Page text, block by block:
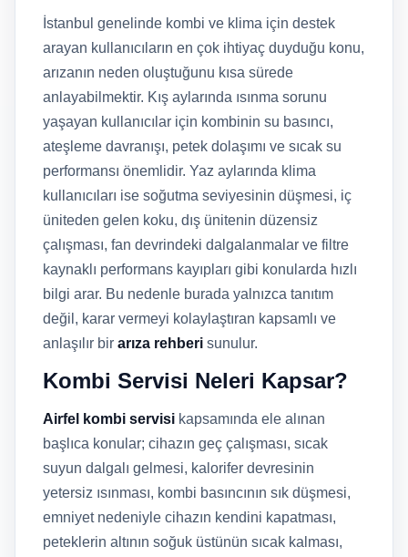
İstanbul genelinde kombi ve klima için destek
arayan kullanıcıların en çok ihtiyaç duyduğu konu,
arızanın neden oluştuğunu kısa sürede
anlayabilmektir. Kış aylarında ısınma sorunu
yaşayan kullanıcılar için kombinin su basıncı,
ateşleme davranışı, petek dolaşımı ve sıcak su
performansı önemlidir. Yaz aylarında klima
kullanıcıları ise soğutma seviyesinin düşmesi, iç
üniteden gelen koku, dış ünitenin düzensiz
çalışması, fan devrindeki dalgalanmalar ve filtre
kaynaklı performans kayıpları gibi konularda hızlı
bilgi arar. Bu nedenle burada yalnızca tanıtım
değil, karar vermeyi kolaylaştıran kapsamlı ve
anlaşılır bir arıza rehberi sunulur.
Kombi Servisi Neleri Kapsar?
Airfel kombi servisi kapsamında ele alınan
başlıca konular; cihazın geç çalışması, sıcak
suyun dalgalı gelmesi, kalorifer devresinin
yetersiz ısınması, kombi basıncının sık düşmesi,
emniyet nedeniyle cihazın kendini kapatması,
peteklerin altının soğuk üstünün sıcak kalması,